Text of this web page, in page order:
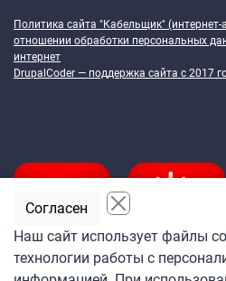
Политика сайта "Кабельщик" (интернет-
отношении обработки персональных
интернет
DrupalCoder — поддержка сайта c 2017
Подпишитесь
Наш сайт использует файлы
технологии работы с
Согласен